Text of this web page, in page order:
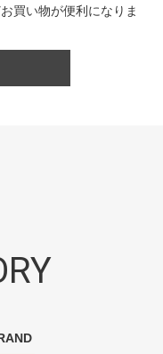
買い物が便利になりま